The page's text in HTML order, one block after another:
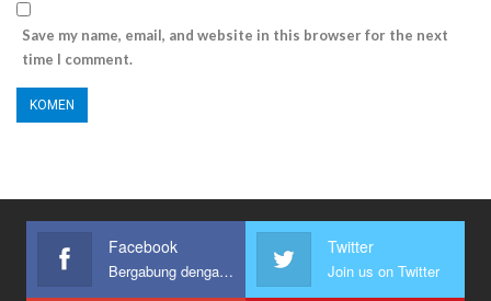
Save my name, email, and website in this browser for the next
time I comment.
Facebook
Bergabung dengan kami
Twitter
Join us on Twitter